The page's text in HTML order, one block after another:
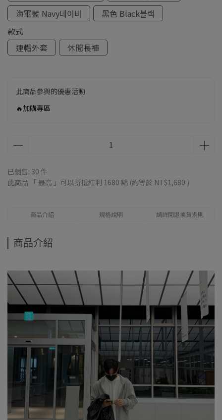
海軍藍 Navy네이비
黑色 Black블랙
款式
連帽外套
休閒長褲
此商品參與的優惠活動
🔥加購專區
已銷售: 30 件
此商品 「 最高 」可以折抵紅利 1680 點 (約等於 NT$1,680 )
商品介紹 規格說明 請詳閱退換貨規則
商品介紹